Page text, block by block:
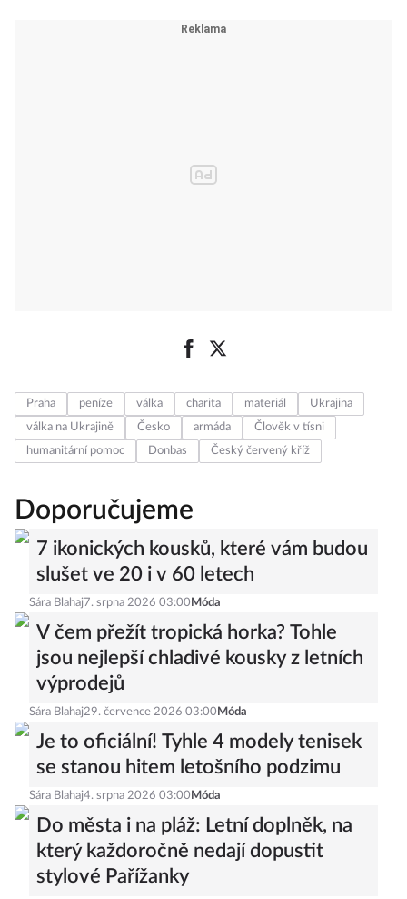
Praha peníze válka charita materiál
Ukrajina
válka na Ukrajině
Česko armáda
Člověk v tísni
humanitární pomoc
Donbas Český červený kříž
Doporučujeme
7 ikonických kousků, které vám budou
slušet ve 20 i v 60 letech
Sára Blahaj 7. srpna 2026 03:00 Móda
V čem přežít tropická horka? Tohle
jsou nejlepší chladivé kousky z letních
výprodejů
Sára Blahaj29. července 2026 03:00 Móda
Je to oficiální! Tyhle 4 modely tenisek
se stanou hitem letošního podzimu
Sára Blahaj4. srpna 2026 03:00 Móda
Do města i na pláž: Letní doplněk, na
který každoročně nedají dopustit
stylové Pařížanky